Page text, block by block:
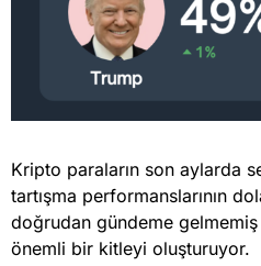
Kripto paraların son aylarda
tartışma performanslarının
doğrudan gündeme gelmemiş
önemli bir kitleyi oluşturuyor.